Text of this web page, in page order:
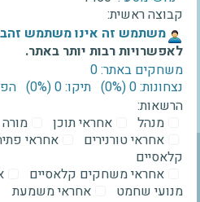
קבוצה ראשית:
‫משתמש זה אינו משתמש זהב‬
לאפשרויות רבות יותר באתר.
משחקים באתר: 0
נצחונות: 0 ‫(0%)‬
תיקו: 0 ‫(0%)‬
הרשאות:
מנהל
אחראי תוכן מורה
אחראי טורנירים
אחראי
קלאסיים
אחראי משחקים קלאסיים
מנועי שחמט
אחראי משמעת